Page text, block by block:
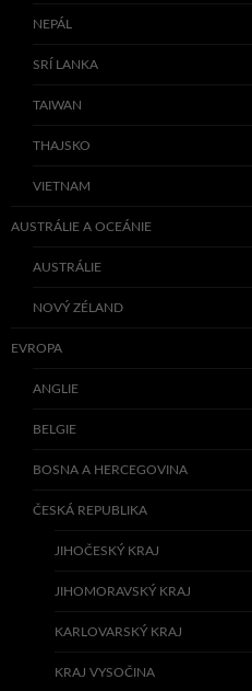
NEPÁL
SRÍ LANKA
TAIWAN
THAJSKO
VIETNAM
AUSTRÁLIE A OCEÁNIE
AUSTRÁLIE
NOVÝ ZÉLAND
EVROPA
ANGLIE
BELGIE
BOSNA A HERCEGOVINA
ČESKÁ REPUBLIKA
JIHOČESKÝ KRAJ
JIHOMORAVSKÝ KRAJ
KARLOVARSKÝ KRAJ
KRAJ VYSOČINA